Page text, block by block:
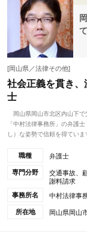
[岡山県／法律その他]
社会正義を貫き
士
岡山県岡山市北区内山下で
「中村法律事務所」の弁護
し）な姿勢で信頼を得ていま
職種 弁護士
専門分野
交通事故、
謝料請求
事務所名
中村法律事
所在地 岡山県岡山